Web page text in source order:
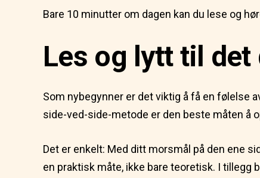
Bare 10 minutter om dagen kan du lese og
Les og lytt til
Som nybegynner er det viktig å få en følelse
side-ved-side-metode er den beste måten å
Det er enkelt: Med ditt morsmål på den ene
en praktisk måte, ikke bare teoretisk. I tillegg